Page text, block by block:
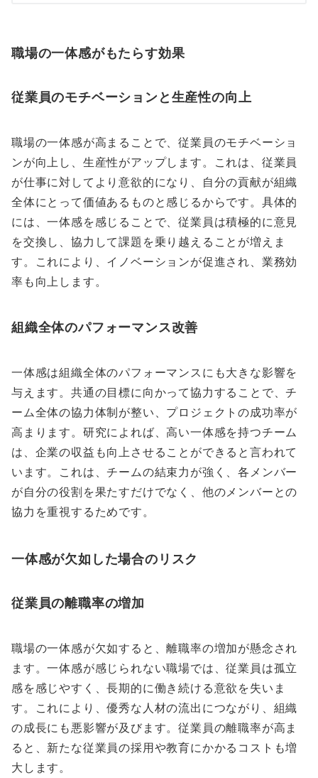
職場の一体感がもたらす効果
従業員のモチベーションと生産性の向上
職場の一体感が高まることで、従業員のモチベーショ
ンが向上し、生産性がアップします。これは、従業員
が仕事に対してより意欲的になり、自分の貢献が組織
全体にとって価値あるものと感じるからです。具体的
には、一体感を感じることで、従業員は積極的に意見
を交換し、協力して課題を乗り越えることが増えま
す。これにより、イノベーションが促進され、業務効
率も向上します。
組織全体のパフォーマンス改善
一体感は組織全体のパフォーマンスにも大きな影響を
与えます。共通の目標に向かって協力することで、チ
ーム全体の協力体制が整い、プロジェクトの成功率が
高まります。研究によれば、高い一体感を持つチーム
は、企業の収益も向上させることができると言われて
います。これは、チームの結束力が強く、各メンバー
が自分の役割を果たすだけでなく、他のメンバーとの
協力を重視するためです。
一体感が欠如した場合のリスク
従業員の離職率の増加
職場の一体感が欠如すると、離職率の増加が懸念され
ます。一体感が感じられない職場では、従業員は孤立
感を感じやすく、長期的に働き続ける意欲を失いま
す。これにより、優秀な人材の流出につながり、組織
の成長にも悪影響が及びます。従業員の離職率が高ま
ると、新たな従業員の採用や教育にかかるコストも増
大します。